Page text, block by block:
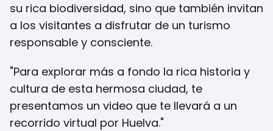
su rica biodiversidad, sino que también invitan
a los visitantes a disfrutar de un turismo
responsable y consciente.
"Para explorar más a fondo la rica historia y
cultura de esta hermosa ciudad, te
presentamos un video que te llevará a un
recorrido virtual por Huelva."